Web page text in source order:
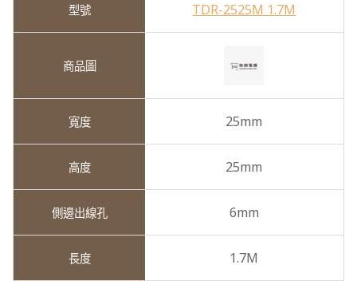
TDR-2525M 1.7M
25mm
25mm
6mm
1.7M